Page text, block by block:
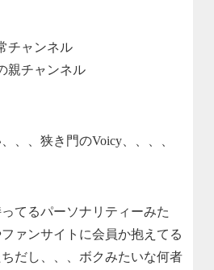
チャンネル
親チャンネル
、、狭き門のVoicy、、、、
てるパーソナリティーみた
ァンサイトに会員か抱えてる
だし、、、ボクみたいな何者